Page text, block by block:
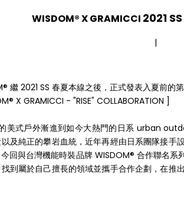
WISDOM® X GRAMICCI 2021
|
繼 2021 SS 春夏本線之後，正式發表入夏前的
X GRAMICCI - "RISE" COLLABORATION ]
美式戶外漸進到如今大熱門的日系 urban
以及純正的攀岩血統，近年再經由日系團隊接手
回與台灣機能時裝品牌 WISDOM® 合作聯名系
到屬於自己擅長的領域並攜手合作企劃，在推